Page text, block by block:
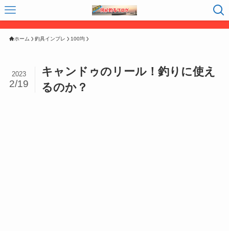
ホーム 釣具インプレ 100均
キャンドゥのリール！釣りに使え
るのか？
2023
2/19